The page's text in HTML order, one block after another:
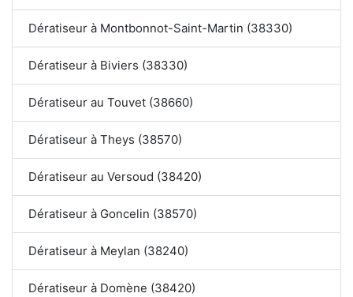
Dératiseur à Montbonnot-Saint-Martin (38330)
Dératiseur à Biviers (38330)
Dératiseur au Touvet (38660)
Dératiseur à Theys (38570)
Dératiseur au Versoud (38420)
Dératiseur à Goncelin (38570)
Dératiseur à Meylan (38240)
Dératiseur à Domène (38420)